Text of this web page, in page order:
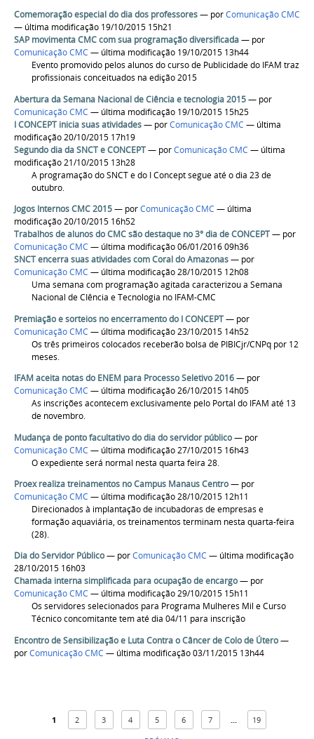
Comemoração especial do dia dos professores— porComunicação CMC
— última modificação 19/10/2015 15h21
SAP movimenta CMC com sua programação diversificada— por
Comunicação CMC — última modificação 19/10/2015 13h44
Evento promovido pelos alunos do curso de Publicidade do IFAM traz
profissionais conceituados na edição 2015
Abertura da Semana Nacional de Ciência e tecnologia 2015— por
Comunicação CMC — última modificação 19/10/2015 15h25
I CONCEPT inicia suas atividades— porComunicação CMC — última
modificação 20/10/2015 17h19
Segundo dia da SNCT e CONCEPT— porComunicação CMC — última
modificação 21/10/2015 13h28
A programação do SNCT e do I Concept segue até o dia 23 de
outubro.
Jogos Internos CMC 2015— porComunicação CMC — última
modificação 20/10/2015 16h52
Trabalhos de alunos do CMC são destaque no 3° dia de CONCEPT— por
Comunicação CMC — última modificação 06/01/2016 09h36
SNCT encerra suas atividades com Coral do Amazonas— por
Comunicação CMC — última modificação 28/10/2015 12h08
Uma semana com programação agitada caracterizou a Semana
Nacional de CIência e Tecnologia no IFAM-CMC
Premiação e sorteios no encerramento do I CONCEPT— por
Comunicação CMC — última modificação 23/10/2015 14h52
Os três primeiros colocados receberão bolsa de PIBICjr/CNPq por 12
meses.
IFAM aceita notas do ENEM para Processo Seletivo 2016— por
Comunicação CMC — última modificação 26/10/2015 14h05
As inscrições acontecem exclusivamente pelo Portal do IFAM até 13
de novembro.
Mudança de ponto facultativo do dia do servidor público— por
Comunicação CMC — última modificação 27/10/2015 16h43
O expediente será normal nesta quarta feira 28.
Proex realiza treinamentos no Campus Manaus Centro— por
Comunicação CMC — última modificação 28/10/2015 12h11
Direcionados à implantação de incubadoras de empresas e
formação aquaviária, os treinamentos terminam nesta quarta-feira
(28).
Dia do Servidor Público— porComunicação CMC — última modificação
28/10/2015 16h03
Chamada interna simplificada para ocupação de encargo— por
Comunicação CMC — última modificação 29/10/2015 15h11
Os servidores selecionados para Programa Mulheres Mil e Curso
Técnico concomitante tem até dia 04/11 para inscrição
Encontro de Sensibilização e Luta Contra o Câncer de Colo de Útero—
porComunicação CMC — última modificação 03/11/2015 13h44
1 2 3 4 5 6 7
19